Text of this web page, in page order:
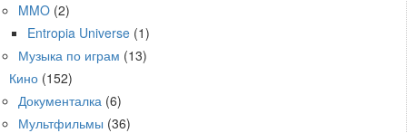
MMO (2)
Entropia Universe (1)
Музыка по играм (13)
Кино (152)
Документалка (6)
Мультфильмы (36)